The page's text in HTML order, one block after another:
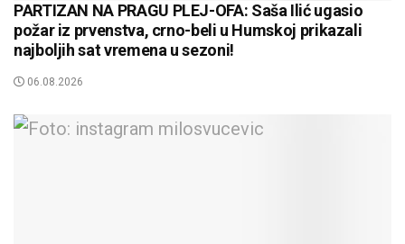
PARTIZAN NA PRAGU PLEJ-OFA: Saša Ilić ugasio
požar iz prvenstva, crno-beli u Humskoj prikazali
najboljih sat vremena u sezoni!
06.08.2026